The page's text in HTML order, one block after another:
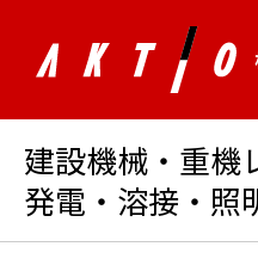
建設機械・重機
発電・溶接・照